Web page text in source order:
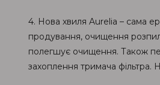
4. Нова хвиля Aurelia – сама
продування, очищення
полегшує очищення. Також
захоплення тримача фільтра.